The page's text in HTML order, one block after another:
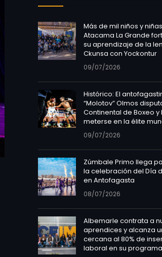
Más de mil niños y
Atacama La Grande
su aprendizaje de la
Ckunsa con Yockontur
09/07/2026
Histórico: El
“Molotov” Olmos
Continental de Boxeo y
meterse en la élite
09/07/2026
Zúmbale Primo llega
la celebración del Día
en Antofagasta
08/07/2026
Albemarle contrata a
aprendices y alcanza
cercana al 80% de
laboral en su